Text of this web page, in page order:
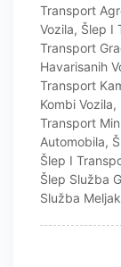
Transport
Vozila, Šlep I
Transport
Havarisanih
Transport
Kombi Vozila,
Transport
Automobila,
Šlep I
Šlep Služba
Služba Meljak